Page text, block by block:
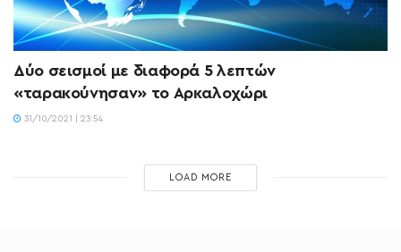
Δύο σεισμοί με διαφορά 5 λεπτών
«ταρακούνησαν» το Αρκαλοχώρι
31/10/2021 | 23:54
LOAD MORE